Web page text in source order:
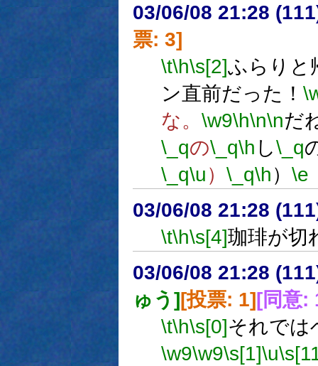
03/06/08 21:28
票: 3]
\t\h\s[2]ふらりと
ン直前だった！
な。 \w9\h\n\nだ
\_qの\_q\h し\_q
\_q\u） \_q\h） \e
03/06/08 21:28
\t\h\s[4]珈琲が切
03/06/08 21:28
ゅう][投票: 1][同意:
\t\h\s[0]それでは
\w9\w9\s[1]\u